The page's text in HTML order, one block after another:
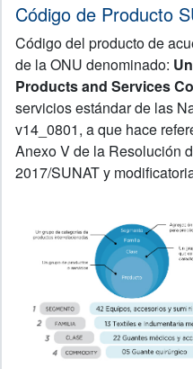
Código de Producto
Código del producto de
de la ONU denominado:
Products and Services
servicios estándar de las
v14_0801, a que hace
Anexo V de la Resolución
2017/SUNAT y